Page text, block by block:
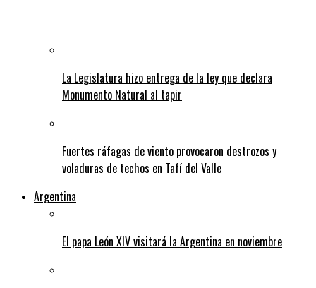
La Legislatura hizo entrega de la ley que declara
Monumento Natural al tapir
Fuertes ráfagas de viento provocaron destrozos y
voladuras de techos en Tafí del Valle
Argentina
El papa León XIV visitará la Argentina en noviembre